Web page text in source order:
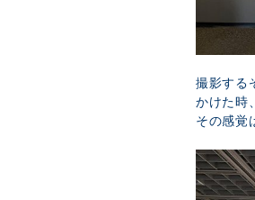
撮影する
かけた時
その感覚